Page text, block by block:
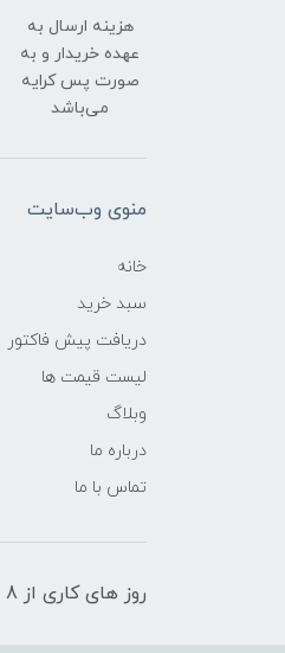
هزینه ارسال به
عهده خریدار و به
صورت پس کرایه
می‌باشد
منوی وب‌سایت
خانه
سبد خرید
دریافت پیش فاکتور
لیست قیمت ها
وبلاگ
درباره ما
تماس با ما
روز های کاری از 8 صبح الی 17 پاسخگوی شما هستیم